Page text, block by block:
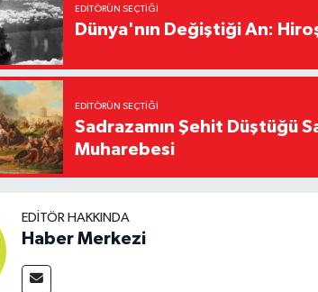
EDITÖRÜN SEÇTIĞI
Dünya'nın Değiştiği An:
EDITÖRÜN SEÇTIĞI
Sadrazamın Şehit Düştüğü
Muharebesi
EDITÖR HAKKINDA
Haber Merkezi